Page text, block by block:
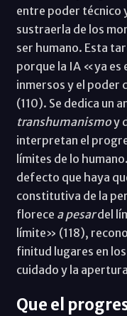
entre poder técnico
sustraerla de los
ser humano. Esta
porque la IA «ya es
inmersos y el poder
(110). Se dedica un
transhumanismoy
interpretan el
límites de lo
defecto que haya
constitutiva de la
florece a pesardel
límite» (118),
finitud lugares en
cuidado y la
Que el